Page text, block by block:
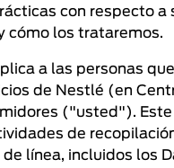
con respecto a
cómo los trataremos.
a las personas
de Nestlé (en
("usted"). Este
de
de línea, incluidos los